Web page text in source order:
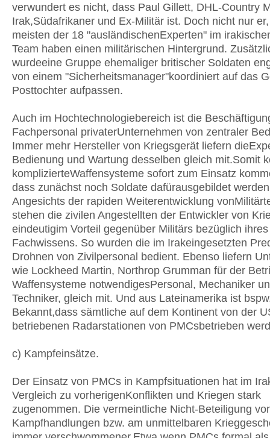
verwundert es nicht, dass Paul Gillett, DHL-Country
Irak,Südafrikaner und Ex-Militär ist. Doch nicht nur
meisten der 18 "ausländischenExperten" im
Team haben einen militärischen Hintergrund.
wurdeeine Gruppe ehemaliger britischer Soldaten
von einem "Sicherheitsmanager"koordiniert auf das
Posttochter aufpassen.
Auch im Hochtechnologiebereich ist die
Fachpersonal privaterUnternehmen von zentraler
Immer mehr Hersteller von Kriegsgerät liefern
Bedienung und Wartung desselben gleich mit.Somit
komplizierteWaffensysteme sofort zum Einsatz
dass zunächst noch Soldate dafürausgebildet
Angesichts der rapiden Weiterentwicklung
stehen die zivilen Angestellten der Entwickler von
eindeutigim Vorteil gegenüber Militärs bezüglich ihres
Fachwissens. So wurden die im Irakeingesetzten
Drohnen von Zivilpersonal bedient. Ebenso liefern
wie Lockheed Martin, Northrop Grumman für der
Waffensysteme notwendigesPersonal, Mechaniker
Techniker, gleich mit. Und aus Lateinamerika ist
Bekannt,dass sämtliche auf dem Kontinent von der
betriebenen Radarstationen von PMCsbetrieben
c) Kampfeinsätze.
Der Einsatz von PMCs in Kampfsituationen hat im
Vergleich zu vorherigenKonflikten und Kriegen stark
zugenommen. Die vermeintliche Nicht-Beteiligung
Kampfhandlungen bzw. am unmittelbaren